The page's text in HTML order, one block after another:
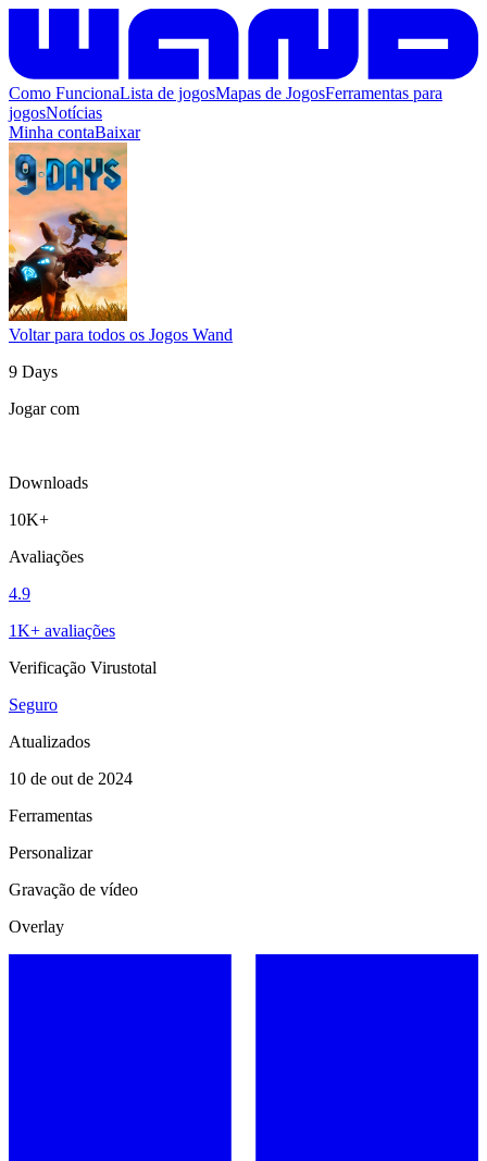
Como FuncionaLista de jogosMapas de JogosFerramentas para
jogosNotícias
Minha contaBaixar
Voltar para todos os Jogos Wand
9 Days
Jogar com
Downloads
10K+
Avaliações
4.9
1K+ avaliações
Verificação Virustotal
Seguro
Atualizados
10 de out de 2024
Ferramentas
Personalizar
Gravação de vídeo
Overlay